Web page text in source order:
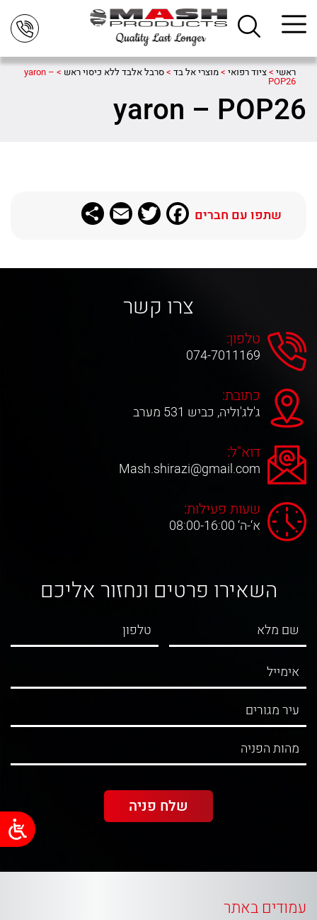
ראשי >ציוד רפואי >מוצרי אל בד >סרבל אלבד ללא כיסוי ראש >
yaron –
POP26
yaron – POP26
שתפו עם חברים Facebook
Twitter
Email
צרו קשר
טלפון:
074-7011169
כתובת:
ג'לג'וליה, כביש 531 מערב
דוא"ל:
Mash.shirazi@gmail.com
שעות פעילות:
א‘-ה‘ 08:00-16:00
השאירו פרטים ונחזור אליכם
עמודים באתר